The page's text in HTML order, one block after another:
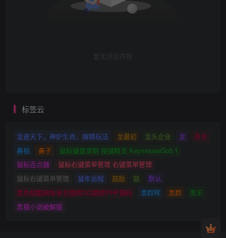
暂无评论内容
标签云
龙途天下，神炉生肖，熔铸玩法 龙最初 龙头企业 龙
齐全
鼻祖
鼻子
鼠标键盘录制 按键精灵 KeymouseGo5.1
鼠标连点器
鼠标右键菜单管理 右键菜单管理
鼠标右键菜单管理
鼠年运程 鼓励 鼓
默认
黑色炫酷网址安全跳转GO跳转PHP源码
黑群晖 黑群
黑羊
黑猫小说破解版